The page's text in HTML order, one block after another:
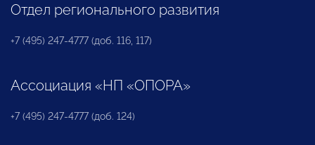
Отдел регионального развития
+7 (495) 247-4777 (доб. 116, 117)
Ассоциация «НП «ОПОРА»
+7 (495) 247-4777 (доб. 124)